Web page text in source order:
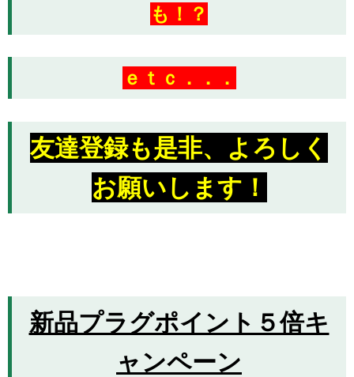
も！？
ｅｔｃ．．．
友達登録も是非、よろしく
お願いします！
新品プラグポイント５倍キ
ャンペーン